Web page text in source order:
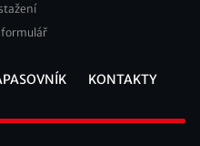
KONTAKTY